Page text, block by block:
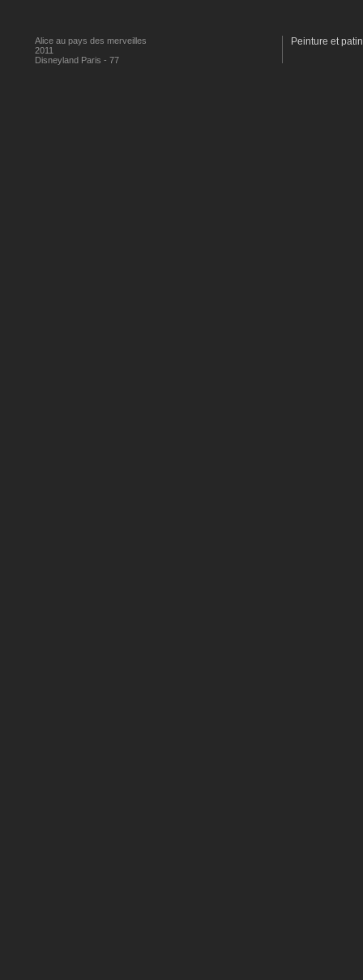
Alice au pays des merveilles
2011
Disneyland Paris - 77
Peinture et